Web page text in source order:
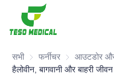
सभी फर्नीचर फर्नीचर
हैलोवीन, बागवानी और बाहरी जीवन